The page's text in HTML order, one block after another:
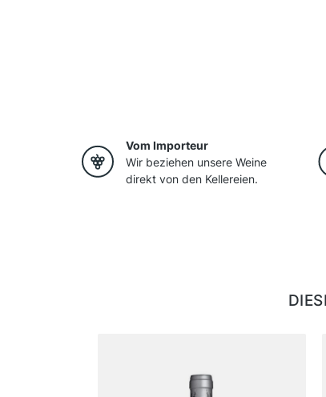
Vom Importeur
Wir beziehen unsere Weine
direkt von den Kellereien.